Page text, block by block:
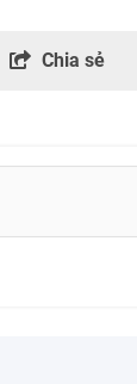
Chia sẻ